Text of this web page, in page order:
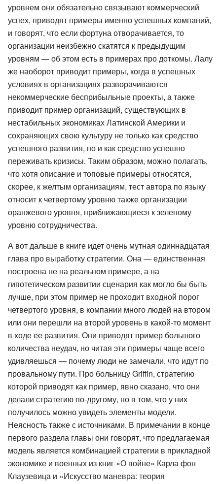
уровнем они обязательно связывают коммерческий
успех, приводят примеры именно успешных компаний,
и говорят, что если фортуна отворачивается, то
организации неизбежно скатятся к предыдущим
уровням — об этом есть в примерах про доткомы. Лалу
же наоборот приводит примеры, когда в успешных
условиях в организациях разворачиваются
некоммерческие бесприбыльные проекты, а также
приводит пример организаций, существующих в
нестабильных экономиках Латинской Америки и
сохраняющих свою культуру не только как средство
успешного развития, но и как средство успешно
переживать кризисы. Таким образом, можно полагать,
что хотя описание и топовые примеры относятся,
скорее, к желтым организациям, тест автора по языку
относит к четвертому уровню также организации
оранжевого уровня, приближающиеся к зеленому
уровню сотрудничества.
А вот дальше в книге идет очень мутная одиннадцатая
глава про выработку стратегии. Она — единственная
построена не на реальном примере, а на
гипотетическом развитии сценария как могло бы быть
лучше, при этом пример не проходит входной порог
четвертого уровня, в компании много людей на втором
или они перешли на второй уровень в какой-то момент
в ходе ее развития. Они приводят пример большого
количества неудач, но читая эти примеры чаще всего
удивляешься — почему люди не замечали, что идут по
провальному пути. Про больницу Griffin, стратегию
которой приводят как пример, явно сказано, что они
делали стратегию по-другому, но в том, что у них
получилось можно увидеть элементы модели.
Неясность также с источниками. В примечании в конце
первого раздела главы они говорят, что предлагаемая
модель является комбинацией стратегии в прикладной
экономике и военных из книг «О войне» Карла фон
Клаузевица и «Искусство маневра: теория